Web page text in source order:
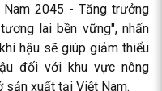
2045 - Tăng trưởng
lai bền vững", nhấn
hậu sẽ giúp giảm thiểu
đối với khu vực nông
sản xuất tại Việt Nam.